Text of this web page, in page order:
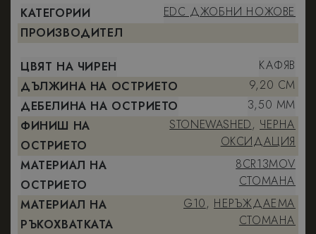
КАТЕГОРИИ
EDC ДЖОБНИ НОЖОВЕ
ПРОИЗВОДИТЕЛ
ЦВЯТ НА ЧИРЕН
КАФЯВ
ДЪЛЖИНА НА ОСТРИЕТО
9,20 CM
ДЕБЕЛИНА НА ОСТРИЕТО
3,50 MM
ФИНИШ НА
ОСТРИЕТО
STONEWASHED, ЧЕРНА
ОКСИДАЦИЯ
МАТЕРИАЛ НА
ОСТРИЕТО
8CR13MOV
СТОМАНА
МАТЕРИАЛ НА
РЪКОХВАТКАТА
G10, НЕРЪЖДАЕМА
СТОМАНА